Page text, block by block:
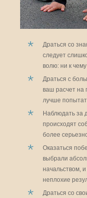
Драться со
следует
волю: ни к
Драться с
ваш расчет на
лучше
Наблюдать за
происходят
более
Оказаться
выбрали
начальством,
неплохие
Драться со